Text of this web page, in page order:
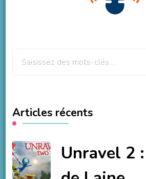
?
Articles récents
Unravel 2